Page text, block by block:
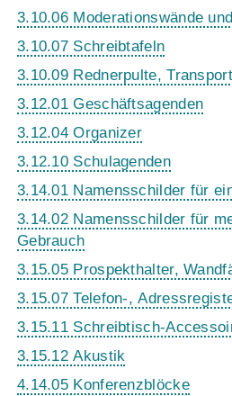
3.10.06 Moderationswände
3.10.07 Schreibtafeln
3.10.09 Rednerpulte,
3.12.01 Geschäftsagenden
3.12.04 Organizer
3.12.10 Schulagenden
3.14.01 Namensschilder für
3.14.02 Namensschilder für
Gebrauch
3.15.05 Prospekthalter,
3.15.07 Telefon-,
3.15.11 Schreibtisch-
3.15.12 Akustik
4.14.05 Konferenzblöcke